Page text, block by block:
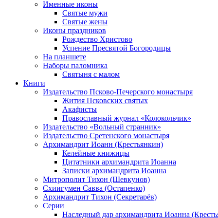
Именные иконы
Святые мужи
Святые жены
Иконы праздников
Рождество Христово
Успение Пресвятой Богородицы
На планшете
Наборы паломника
Святыня с малом
Книги
Издательство Псково-Печерского монастыря
Жития Псковских святых
Акафисты
Православный журнал «Колокольчик»
Издательство «Вольный странник»
Издательство Сретенского монастыря
Архимандрит Иоанн (Крестьянкин)
Келейные книжицы
Цитатники архимандрита Иоанна
Записки архимандрита Иоанна
Митрополит Тихон (Шевкунов)
Схиигумен Савва (Остапенко)
Архимандрит Тихон (Секретарёв)
Серии
Наследный дар архимандрита Иоанна